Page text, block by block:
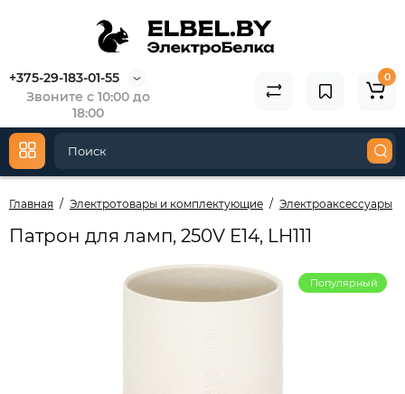
+375-29-183-01-55
Звоните с 10:00 до
18:00
0
Главная Электротовары и комплектующие Электроаксессуары
Патрон для ламп, 250V E14, LH111
Популярный